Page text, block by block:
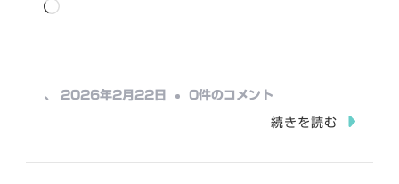
読
中…
、 2026年2月22日 入
0件のコメント
続きを読む